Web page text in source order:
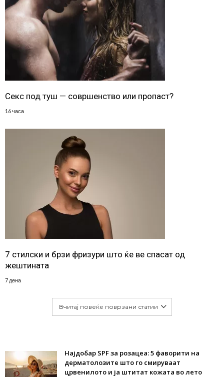
Секс под туш — совршенство или пропаст?
16 часа
7 стилски и брзи фризури што ќе ве спасат од
жештината
7 дена
Вчитај повеќе поврзани статии
Најдобар SPF за розацеа: 5 фаворити на
дерматолозите што го смируваат
црвенилото и ја штитат кожата во лето